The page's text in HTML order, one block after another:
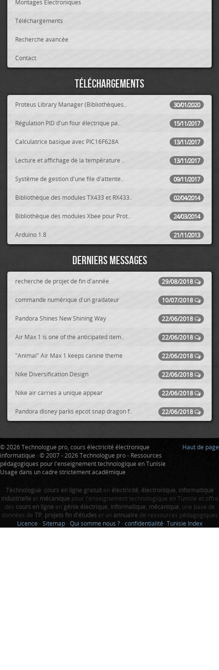
Montages Electroniques
Téléchargements
Recherche avancée
Contact
Téléchargements
30/01/2020
Proteus Library Manager (Bibliothèques..
15/11/2017
Régulation PID d'un four électrique pa..
13/11/2017
Calculatrice basique avec PIC16F628A
13/11/2017
Lecture et affichage de la température ..
09/11/2017
Système de gestion d'une file d'attente..
02/04/2014
Bibliothèque des modules TX433 et RX433..
24/03/2014
Bibliothèque des modules Xbee pour Prot..
21/11/2013
Arduino 1.8
Derniers messages
29/08/2018
recherche de projet de fin d'année
10/07/2018
commande numérique d'un gradateur
22/06/2018
Pandora Shines New Shining Way
22/06/2018
Air Max 1 is one of the anticipated item..
22/06/2018
"Animal" Air Max 1 keeps canine theme
22/06/2018
Nike Diversification Design
22/06/2018
Nike air carries a unique appear
22/06/2018
Pandora disney parks epcot snap dragon f..
Haut de page
© 2026 Technologue pro, cours électricité électronique
informatique · © 2007 - 2026 Technologue pro - Ressources
pédagogiques pour l'enseignement technologique en Tunisie
Usage dans un cadre strictement académique
Technologue: cours en ligne gratuiten électricité, électronique, informatique
industrielleet mécaniquepour l'enseignement technologique en Tunisie et offre
des cours en ligneen génie électrique, informatique, mécanique, une base de
données de TP, projets fin d'étudeset un annuairede ressources pédagogiques
Licence - Sitemap - Qui somme nous ? - confidentialité- Tunisie Index